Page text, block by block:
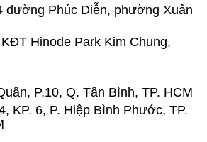
đường Phúc Diễn, phường Xuân
Hinode Park Kim Chung,
P.10, Q. Tân Bình, TP. HCM
KP. 6, P. Hiệp Bình Phước, TP.